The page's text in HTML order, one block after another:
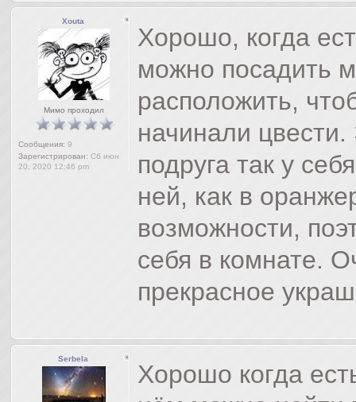
Xouta
Мимо проходил
Сообщения: 9
Зарегистрирован: Сб июн
20, 2020 12:46 pm
Хорошо, когда
можно посадить
расположить,
начинали
подруга так у
ней, как в
возможности,
себя в комнате.
прекрасное
Serbela
Хорошо когда